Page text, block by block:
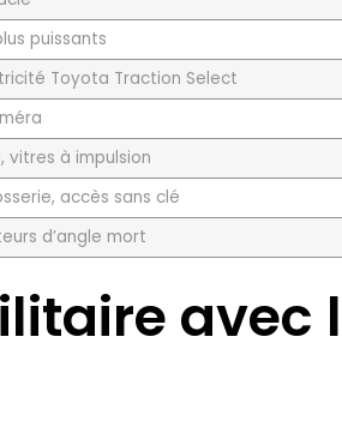
puissants
Toyota Traction Select
vitres à impulsion
accès sans clé
d’angle mort
avec